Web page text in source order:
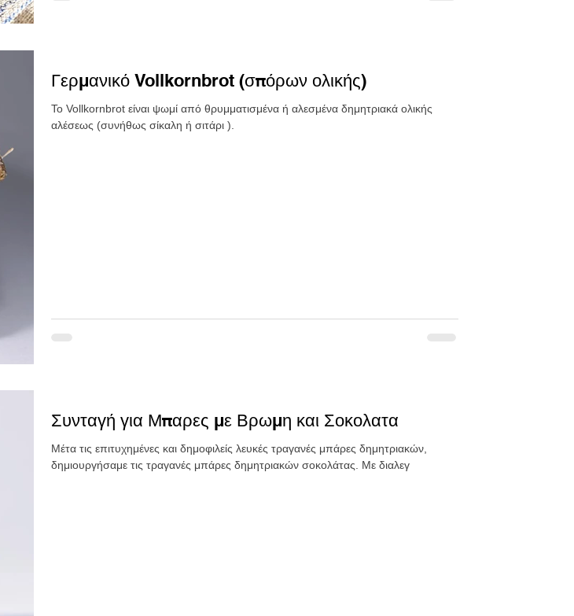
Γερμανικό Vollkornbrot (σπόρων ολικής)
Το Vollkornbrot είναι ψωμί από θρυμματισμένα ή αλεσμένα δημητριακά ολικής
αλέσεως (συνήθως σίκαλη ή σιτάρι ).
Συνταγή για Μπαρες με Βρωμη και Σοκολατα
Μέτα τις επιτυχημένες και δημοφιλείς λευκές τραγανές μπάρες δημητριακών,
δημιουργήσαμε τις τραγανές μπάρες δημητριακών σοκολάτας. Με διαλεγ